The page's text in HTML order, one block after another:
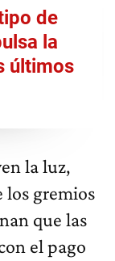
de
la
últimos
la luz,
los gremios
que las
el pago